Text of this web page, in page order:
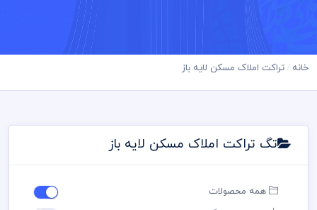
خانه تراکت املاک مسکن لایه باز
تگ تراکت املاک مسکن لایه باز
همه محصولات